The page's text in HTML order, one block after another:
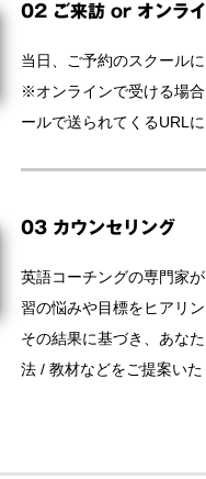
02 ご来訪 or オンラ
当日、ご予約のスクールに
※オンラインで受ける場
ールで送られてくるURLに
03 カウンセリング
英語コーチングの専門家
習の悩みや目標をヒアリン
その結果に基づき、あな
法 / 教材などをご提案いた